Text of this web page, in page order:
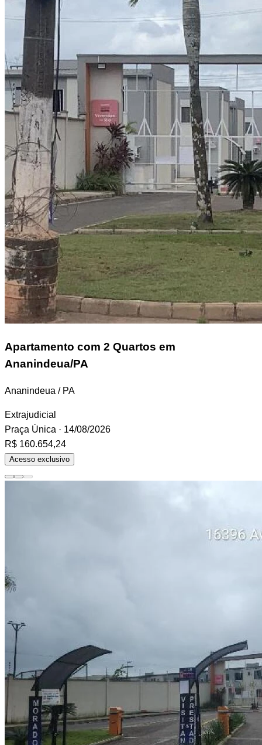
Apartamento com 2 Quartos em
Ananindeua/PA
Ananindeua / PA
Extrajudicial
Praça Única · 14/08/2026
R$ 160.654,24
Acesso exclusivo